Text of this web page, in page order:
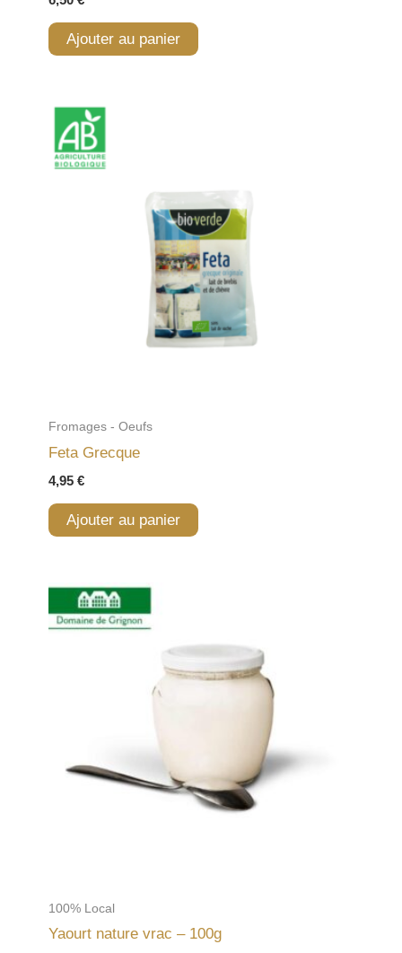
Ajouter au panier
Fromages - Oeufs
Feta Grecque
4,95 €
Ajouter au panier
100% Local
Yaourt nature vrac – 100g